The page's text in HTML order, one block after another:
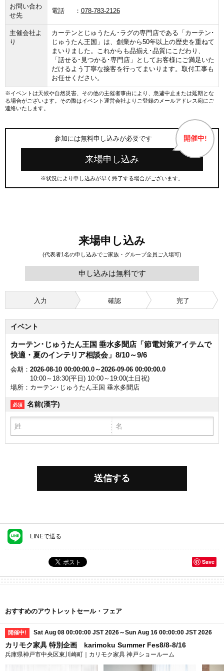
お問い合わ
せ先
電話 078-783-2126
主催会社よ
り
カーテンとじゅうたん･ラグの専門店である「カーテン･
じゅうたん王国」は、創業から50年以上の歴史を重ねて
まいりました。これからも品揃え･品質にこだわり、
「話せる･見つかる･専門店」としてお客様にご満足いた
だけるよう丁寧な接客を行ってまいります。取付工事も
お任せください。
※イベントは天候や自然災害、その他の主催者事由により、急遽中止または延期とな
る場合がございます。その際はイベント運営会社よりご登録のメールアドレス宛にご
連絡いたします。
参加には無料申し込みが必要です 開催中!
来場申し込み
※状況により申し込みが早く終了する場合がございます。
来場申し込み
(代表者1名の申し込みでご家族・グループ全員ご入場可)
申し込みは無料です
入力 確認 完了
イベント
カーテン･じゅうたん王国 垂水多聞店「節電対策アイテムで
快適・夏のインテリア相談会」8/10～9/6
会期
2026-08-10 00:00:00.0～2026-09-06 00:00:00.0
10:00～18:30(平日) 10:00～19:00(土日祝)
場所
カーテン･じゅうたん王国 垂水多聞店
必須 名前(漢字)
送信する
LINEで送る
Save
おすすめのアウトレットセール・フェア
開催中! Sat Aug 08 00:00:00 JST 2026～Sun Aug 16 00:00:00 JST 2026
カリモク家具 特別企画 karimoku Summer Fes8/8-8/16
兵庫県神戸市中央区東川崎町｜カリモク家具 神戸ショールーム